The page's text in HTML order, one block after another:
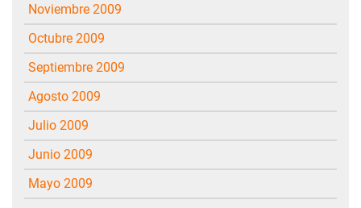
noviembre 2009
octubre 2009
septiembre 2009
agosto 2009
julio 2009
junio 2009
mayo 2009